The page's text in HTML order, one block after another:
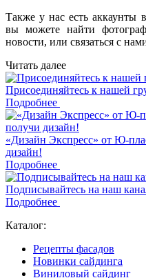
Также у нас есть
вы можете найти
новости, или связаться с
Читать далее
Присоединяйтесь к нашей
Подробнее
«Дизайн Экспресс» от Ю-
дизайн!
Подробнее
Подписывайтесь на наш
Подробнее
Каталог:
Рецепты фасадов
Новинки сайдинга
Виниловый сайдинг